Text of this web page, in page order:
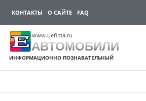
КОНТАКТЫ О САЙТЕ FAQ
www.uefima.ru
АВТОМОБИЛИ
ИНФОРМАЦИОННО ПОЗНАВАТЕЛЬНЫЙ